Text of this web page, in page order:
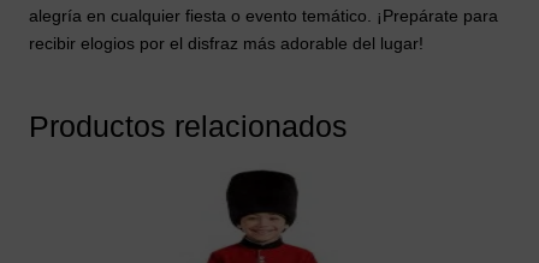
alegría en cualquier fiesta o evento temático. ¡Prepárate para
recibir elogios por el disfraz más adorable del lugar!
Productos relacionados